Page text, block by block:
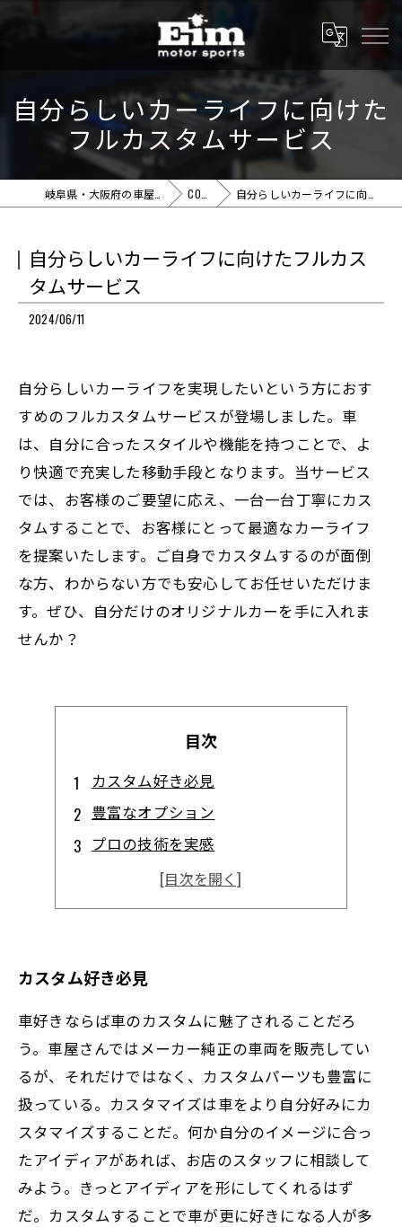
自分らしいカーライフに向けた
フルカスタムサービス
COLUMN 自分らしいカーライフに向けたフルカスタムサービス
自分らしいカーライフに向けたフルカス
タムサービス
2024/06/11
自分らしいカーライフを実現したいという方におす
すめのフルカスタムサービスが登場しました。車
は、自分に合ったスタイルや機能を持つことで、よ
り快適で充実した移動手段となります。当サービス
では、お客様のご要望に応え、一台一台丁寧にカス
タムすることで、お客様にとって最適なカーライフ
を提案いたします。ご自身でカスタムするのが面倒
な方、わからない方でも安心してお任せいただけま
す。ぜひ、自分だけのオリジナルカーを手に入れま
せんか？
目次
カスタム好き必見
豊富なオプション
プロの技術を実感
高品質な部品で安心
お得なパッケージも
カスタム好き必見
車好きならば車のカスタムに魅了されることだろ
う。車屋さんではメーカー純正の車両を販売してい
るが、それだけではなく、カスタムパーツも豊富に
扱っている。カスタマイズは車をより自分好みにカ
スタマイズすることだ。何か自分のイメージに合っ
たアイディアがあれば、お店のスタッフに相談して
みよう。きっとアイディアを形にしてくれるはず
だ。カスタムすることで車が更に好きになる人が多